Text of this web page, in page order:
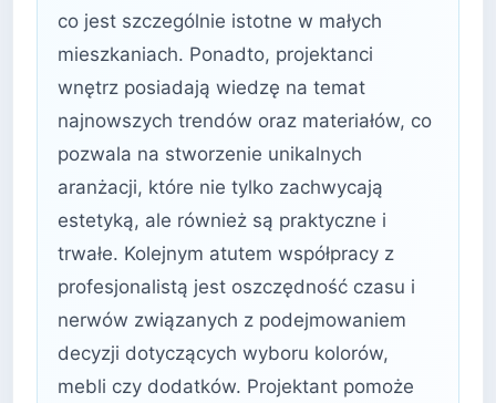
co jest szczególnie istotne w małych
mieszkaniach. Ponadto, projektanci
wnętrz posiadają wiedzę na temat
najnowszych trendów oraz materiałów, co
pozwala na stworzenie unikalnych
aranżacji, które nie tylko zachwycają
estetyką, ale również są praktyczne i
trwałe. Kolejnym atutem współpracy z
profesjonalistą jest oszczędność czasu i
nerwów związanych z podejmowaniem
decyzji dotyczących wyboru kolorów,
mebli czy dodatków. Projektant pomoże